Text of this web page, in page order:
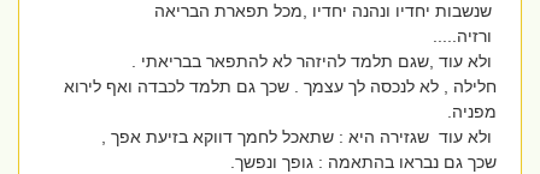
שנשבות יחדיו ונהנה יחדיו ,מכל תפארת הבריאה
ורזיה.....
ולא עוד ,שגם תלמד להיזהר לא להתפאר בבריאתי .
חלילה , לא לנכסה לך עצמך . שכך גם תלמד לכבדה ואף לירוא
מפניה.
ולא עוד שגזירה היא : שתאכל לחמך דווקא בזיעת אפך ,
שכך גם נבראו בהתאמה : גופך ונפשך.